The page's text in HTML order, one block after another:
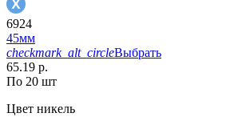
6924
45мм
checkmark_alt_circleВыбрать
65.19 р.
По 20 шт
Цвет никель